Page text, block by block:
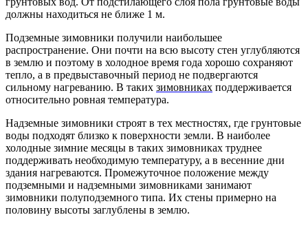
должны находиться не ближе 1 м.
Подземные зимовники получили наибольшее
распространение. Они почти на всю высоту стен углубляются
в землю и поэтому в холодное время года хорошо сохраняют
тепло, а в предвыставочный период не подвергаются
сильному нагреванию. В таких зимовниках поддерживается
относительно ровная температура.
Надземные зимовники строят в тех местностях, где грунтовые
воды подходят близко к поверхности земли. В наиболее
холодные зимние месяцы в таких зимовниках труднее
поддерживать необходимую температуру, а в весенние дни
здания нагреваются. Промежуточное положение между
подземными и надземными зимовниками занимают
зимовники полуподземного типа. Их стены примерно на
половину высоты заглублены в землю.